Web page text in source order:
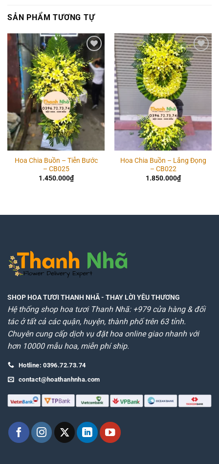
SẢN PHẨM TƯƠNG TỰ
Add to
wishlist
Hoa Chia Buồn – Tiễn Bước
– CB025
1.450.000₫
Add to
wishlist
Hoa Chia Buồn – Lắng Đọng
– CB022
1.850.000₫
SHOP HOA TƯƠI THANH NHÃ- THAY LỜI YÊU THƯƠNG
Hệ thống shop hoa tươi Thanh Nhã: +979 cửa hàng & đối
tác ở tất cả các quận, huyện, thành phố trên 63 tỉnh.
Chuyên cung cấp dịch vụ đặt hoa online giao nhanh với
hơn 10000 mẫu hoa, miễn phí ship.
Hotline: 0396.72.73.74
contact@hoathanhnha.com